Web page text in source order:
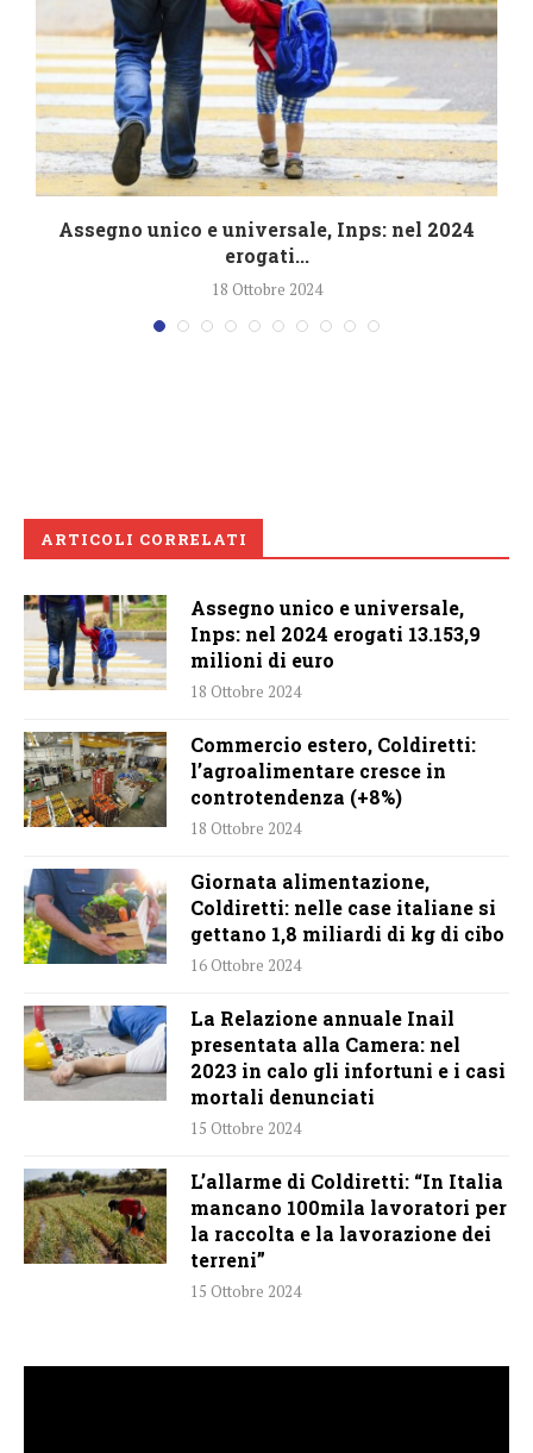
Assegno unico e universale, Inps: nel 2024
erogati...
18 Ottobre 2024
ARTICOLI CORRELATI
Assegno unico e universale,
Inps: nel 2024 erogati 13.153,9
milioni di euro
18 Ottobre 2024
Commercio estero, Coldiretti:
l’agroalimentare cresce in
controtendenza (+8%)
18 Ottobre 2024
Giornata alimentazione,
Coldiretti: nelle case italiane si
gettano 1,8 miliardi di kg di cibo
16 Ottobre 2024
La Relazione annuale Inail
presentata alla Camera: nel
2023 in calo gli infortuni e i casi
mortali denunciati
15 Ottobre 2024
L’allarme di Coldiretti: “In Italia
mancano 100mila lavoratori per
la raccolta e la lavorazione dei
terreni”
15 Ottobre 2024